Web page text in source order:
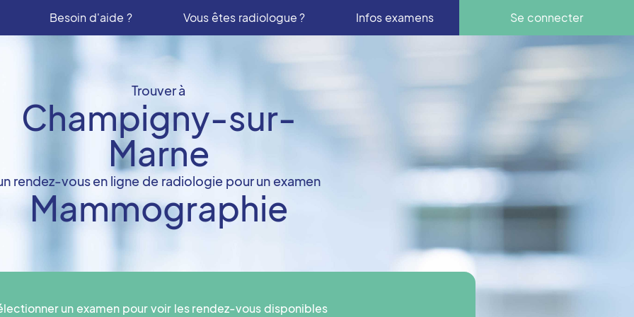
Besoin d'aide ? Vous êtes radiologue ? Infos examens Se connecter
Trouver à
Champigny-sur-
Marne
rendez-vous en ligne de radiologie pour un examen
Mammographie
un examen pour voir les rendez-vous disponibles